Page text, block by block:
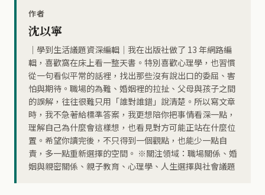
作者
沈以寧
｜學到生活議題資深編輯｜我在出版社做了 13 年網路編
輯，喜歡窩在床上看一整天書。特別喜歡心理學，也習慣
從一句看似平常的話裡，找出那些沒有說出口的委屈、害
怕與期待。職場的為難、婚姻裡的拉扯、父母與孩子之間
的誤解，往往很難只用「誰對誰錯」說清楚。所以寫文章
時，我不急著給標準答案，我更想陪你把事情看深一點，
理解自己為什麼會這樣想，也看見對方可能正站在什麼位
置。希望你讀完後，不只得到一個觀點，也能少一點自
責，多一點重新選擇的空間。 ※關注領域：職場關係、婚
姻與親密關係、親子教育、心理學、人生選擇與社會議題